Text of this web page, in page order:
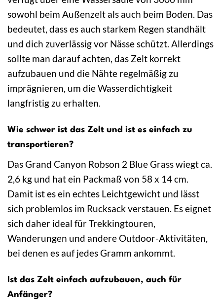
sowohl beim Außenzelt als auch beim Boden. Das
bedeutet, dass es auch starkem Regen standhält
und dich zuverlässig vor Nässe schützt. Allerdings
sollte man darauf achten, das Zelt korrekt
aufzubauen und die Nähte regelmäßig zu
imprägnieren, um die Wasserdichtigkeit
langfristig zu erhalten.
Wie schwer ist das Zelt und ist es einfach zu
transportieren?
Das Grand Canyon Robson 2 Blue Grass wiegt ca.
2,6 kg und hat ein Packmaß von 58 x 14 cm.
Damit ist es ein echtes Leichtgewicht und lässt
sich problemlos im Rucksack verstauen. Es eignet
sich daher ideal für Trekkingtouren,
Wanderungen und andere Outdoor-Aktivitäten,
bei denen es auf jedes Gramm ankommt.
Ist das Zelt einfach aufzubauen, auch für
Anfänger?